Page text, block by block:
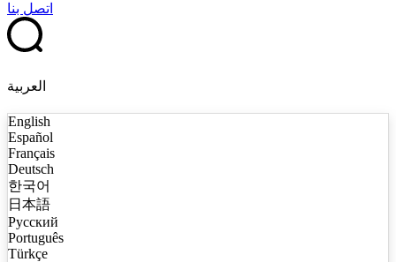
اتصل بنا
العربية
English
Español
Français
Deutsch
한국어
日本語
Русский
Português
Türkçe